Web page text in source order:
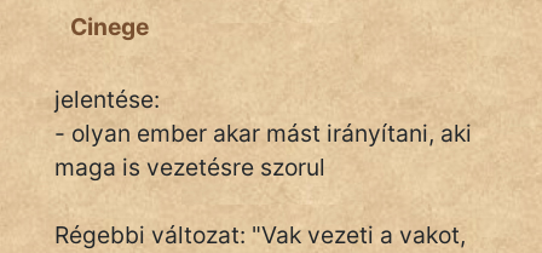
Szóláscsoportok
Szólások
Tréfás
Cinege
jelentése:
- olyan ember akar mást irányítani, aki
maga is vezetésre szorul
Régebbi változat: "Vak vezeti a vakot,